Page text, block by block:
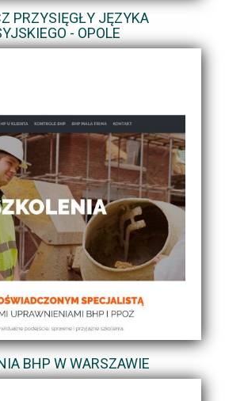
PRZYSIĘGŁY JĘZYKA
- OPOLE
BHP W WARSZAWIE